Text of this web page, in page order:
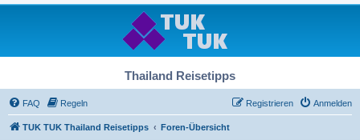
Thailand Reisetipps
FAQ Regeln Anmelden
Registrieren
TUK TUK Thailand Reisetipps Foren-Übersicht